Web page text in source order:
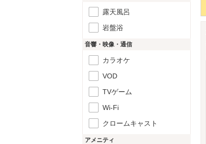
露天風呂
岩盤浴
音響・映像・通信
カラオケ
VOD
TVゲーム
Wi-Fi
クロームキャスト
アメニティ